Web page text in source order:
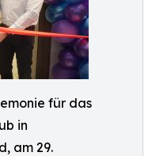
für das
in
am 29.